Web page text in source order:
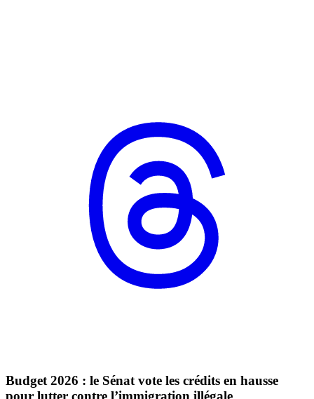
Budget 2026 : le Sénat vote les crédits en hausse
pour lutter contre l’immigration illégale